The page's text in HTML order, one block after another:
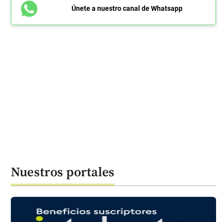
Únete a nuestro canal de Whatsapp
Nuestros portales